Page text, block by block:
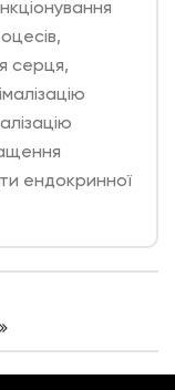
серця,
ендокринної